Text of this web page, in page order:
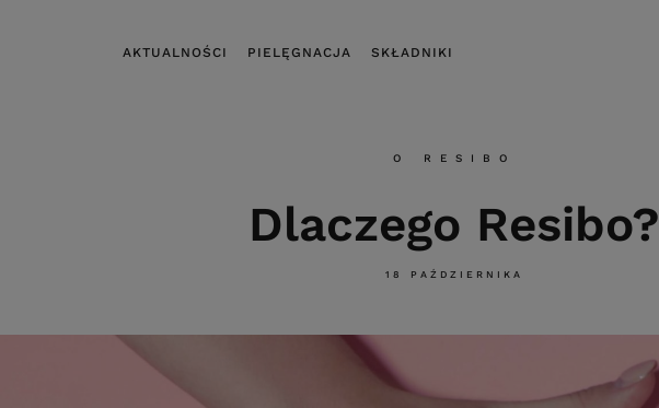
AKTUALNOŚCI PIELĘGNACJA SKŁADNIKI
O RESIBO
Dlaczego Resibo?
18 PAŹDZIERNIKA